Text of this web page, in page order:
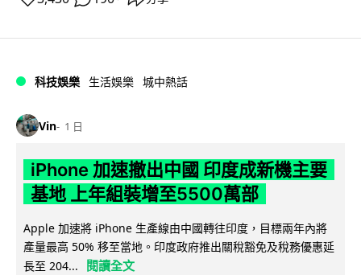
科技娛樂 生活娛樂 城中熱話
Vin 1 日
iPhone 加速撤出中國 印度成新機主要
基地 上年組裝增至5500萬部
Apple 加速將 iPhone 生產線由中國轉往印度，目標兩年內將
產量最高 50% 移至當地。印度政府推出關稅豁免及稅務優惠延
長至 204...
閱讀全文